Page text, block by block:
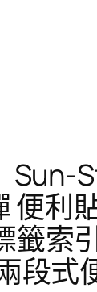
Sun-
便利
籤索
段式